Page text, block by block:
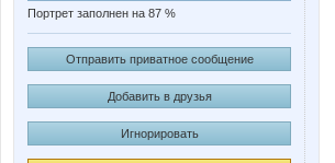
Портрет заполнен на 87 %
Отправить приватное сообщение
Добавить в друзья
Игнорировать